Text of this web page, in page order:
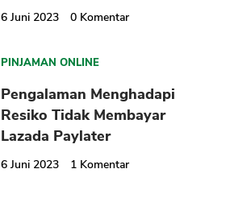
6 Juni 2023 0 Komentar
PINJAMAN ONLINE
Pengalaman Menghadapi
Resiko Tidak Membayar
Lazada Paylater
6 Juni 2023 1 Komentar